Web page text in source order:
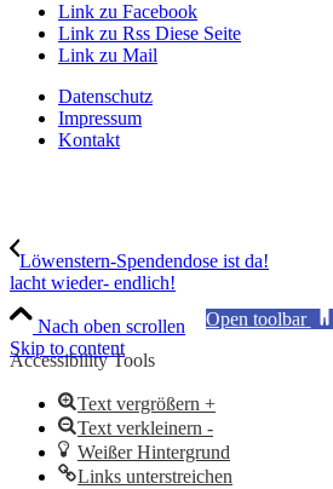
Link zu Facebook
Link zu Rss Diese Seite
Link zu Mail
Datenschutz
Impressum
Kontakt
Löwenstern-Spendendose ist da!
lacht wieder- endlich!
Nach oben scrollen
Skip to content
Open toolbar
Accessibility Tools
Text vergrößern +
Text verkleinern -
Weißer Hintergrund
Links unterstreichen